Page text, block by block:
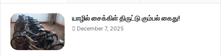
யாழில் சைக்கிள் திருட்டு கும்பல் கைது!
December 7, 2025